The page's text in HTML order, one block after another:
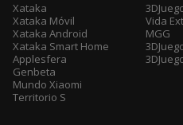
Xataka
Xataka Móvil
Xataka Android
Xataka Smart Home
Applesfera
Genbeta
Mundo Xiaomi
Territorio S
Vida
MGG